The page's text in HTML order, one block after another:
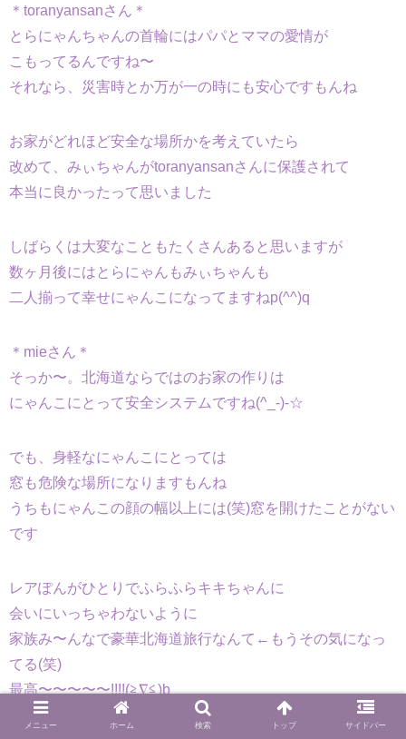
＊toranyansanさん＊
とらにゃんちゃんの首輪にはパパとママの愛情が
こもってるんですね〜
それなら、災害時とか万が一の時にも安心ですもんね
お家がどれほど安全な場所かを考えていたら
改めて、みぃちゃんがtoranyansanさんに保護されて
本当に良かったって思いました
しばらくは大変なこともたくさんあると思いますが
数ヶ月後にはとらにゃんもみぃちゃんも
二人揃って幸せにゃんこになってますねp(^^)q
＊mieさん＊
そっか〜。北海道ならではのお家の作りは
にゃんこにとって安全システムですね(^_-)-☆
でも、身軽なにゃんこにとっては
窓も危険な場所になりますもんね
うちもにゃんこの顔の幅以上には(笑)窓を開けたことがない
です
レアぽんがひとりでふらふらキキちゃんに
会いにいっちゃわないように
家族み〜んなで豪華北海道旅行なんて←もうその気になっ
てる(笑)
最高〜〜〜〜〜!!!!(≧∇≦)b
メニュー ホーム 検索 トップ サイドバー